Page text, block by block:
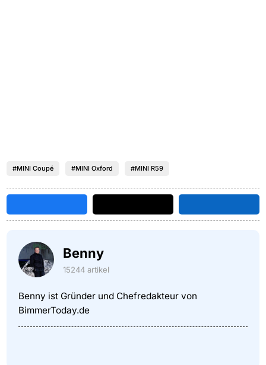
#MINI Coupé #MINI Oxford #MINI R59
Benny
15244 artikel
Benny ist Gründer und Chefredakteur von
BimmerToday.de